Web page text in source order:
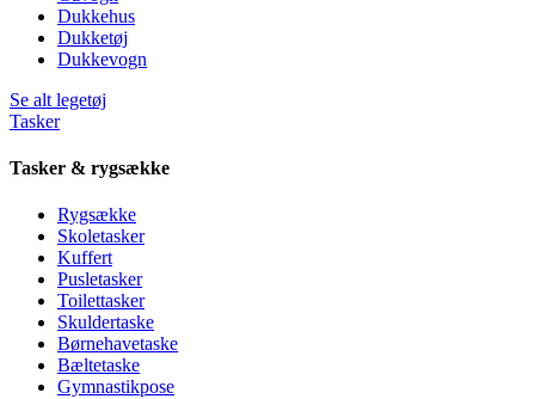
Dukkehus
Dukketøj
Dukkevogn
Se alt legetøj
Tasker
Tasker & rygsække
Rygsække
Skoletasker
Kuffert
Pusletasker
Toilettasker
Skuldertaske
Børnehavetaske
Bæltetaske
Gymnastikpose